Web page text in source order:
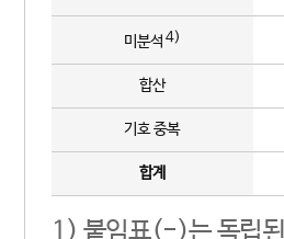
미분석 4)
합산
기호 중복
합계
1) 붙임표(-)는 독립된